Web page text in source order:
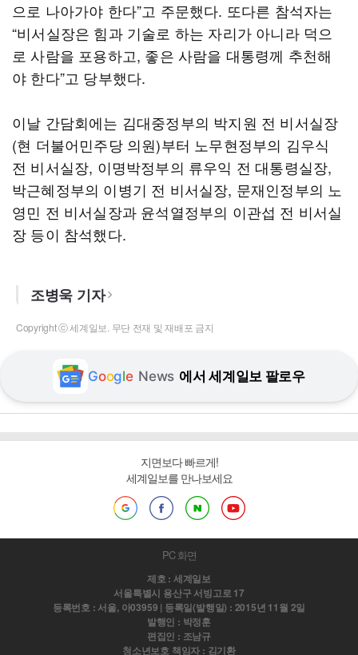
으로 나아가야 한다”고 주문했다. 또다른 참석자는
“비서실장은 힘과 기술로 하는 자리가 아니라 덕으
로 사람을 포용하고, 좋은 사람을 대통령께 추천해
야 한다”고 당부했다.
이날 간담회에는 김대중정부의 박지원 전 비서실장
(현 더불어민주당 의원)부터 노무현정부의 김우식
전 비서실장, 이명박정부의 류우익 전 대통령실장,
박근혜정부의 이병기 전 비서실장, 문재인정부의 노
영민 전 비서실장과 윤석열정부의 이관섭 전 비서실
장 등이 참석했다.
조병욱 기자
Copyright ⓒ 세계일보. 무단 전재 및 재배포 금지
Google News 에서 세계일보 팔로우
지면보다 빠르게!
세계일보를 만나보세요
PC 화면
제호 : 세계일보
서울특별시 용산구 서빙고로 17
등록번호 : 서울, 아03959 | 등록일(발행일) : 2015년 11월 2일
발행인 : 박정훈
편집인 : 조남규
청소년보호 책임자 : 김기환